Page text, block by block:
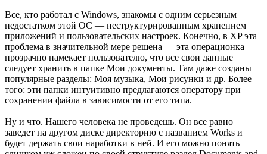
Все, кто работал с Windows, знакомы с одним серьезным
недостатком этой ОС — неструктурированным хранением
приложений и пользовательских настроек. Конечно, в XP эта
проблема в значительной мере решена — эта операционка
прозрачно намекает пользователю, что все свои данные
следует хранить в папке Мои документы. Там даже созданы
популярные разделы: Моя музыка, Мои рисунки и др. Более
того: эти папки интуитивно предлагаются оператору при
сохранении файла в зависимости от его типа.
Ну и что. Нашего человека не проведешь. Он все равно
заведет на другом диске директорию с названием Works и
будет держать свои наработки в ней. И его можно понять —